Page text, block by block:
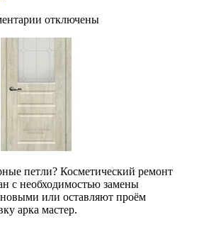
к
Как
навесить
дверь
петли
отключены
петли? Косметический ремонт
с необходимостью замены
или оставляют проём
арка мастер.